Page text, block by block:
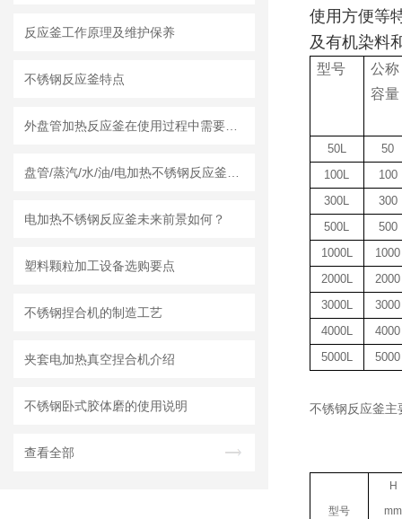
反应釜工作原理及维护保养
不锈钢反应釜特点
电加热不锈钢反应釜未来前景如何？
塑料颗粒加工设备选购要点
不锈钢捏合机的制造工艺
夹套电加热真空捏合机介绍
不锈钢卧式胶体磨的使用说明
查看全部
使用方便等
及有机染料
型号
公称
容量
50L
50
100L
100
300L
300
500L
500
1000L
1000
2000L
2000
3000L
3000
4000L
4000
5000L
5000
不锈钢反应釜主
型号
H
mm